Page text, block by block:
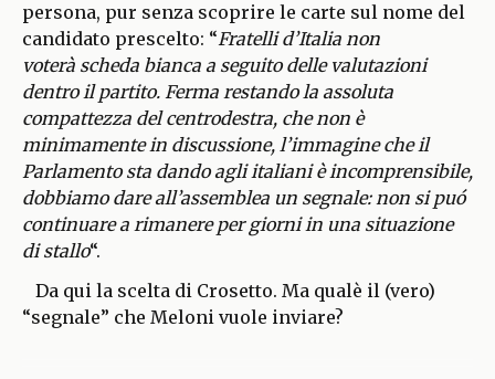
persona, pur senza scoprire le carte sul nome del
candidato prescelto: “Fratelli d’Italia non
voterà scheda bianca a seguito delle valutazioni
dentro il partito. Ferma restando la assoluta
compattezza del centrodestra, che non è
minimamente in discussione, l’immagine che il
Parlamento sta dando agli italiani è incomprensibile,
dobbiamo dare all’assemblea un segnale: non si puó
continuare a rimanere per giorni in una situazione
di stallo“.
Da qui la scelta di Crosetto. Ma qualè il (vero)
“segnale” che Meloni vuole inviare?